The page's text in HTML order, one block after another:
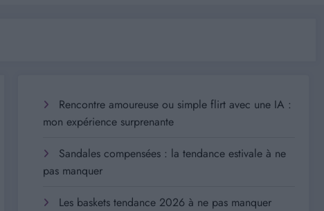
Rencontre amoureuse ou simple flirt avec une IA :
mon expérience surprenante
Sandales compensées : la tendance estivale à ne
pas manquer
Les baskets tendance 2026 à ne pas manquer